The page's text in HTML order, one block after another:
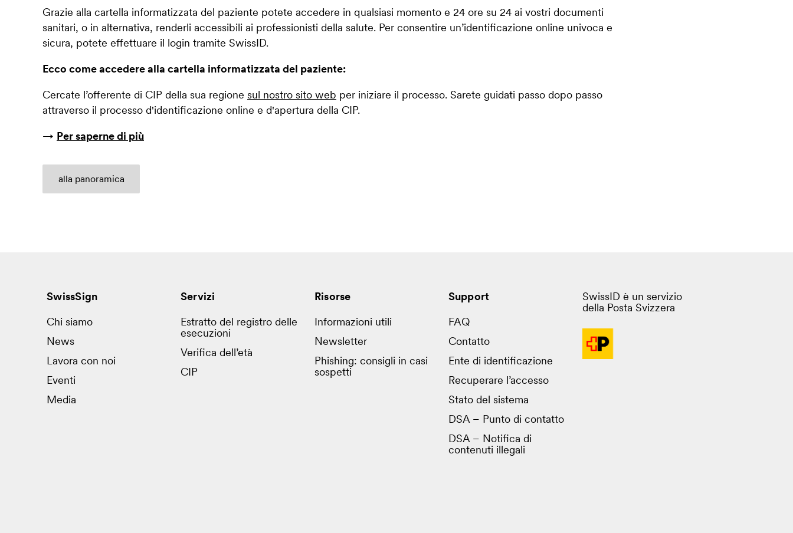
Grazie alla cartella informatizzata del paziente potete accedere in qualsiasi momento e 24 ore su 24 ai vostri documenti
sanitari, o in alternativa, renderli accessibili ai professionisti della salute. Per consentire un’identificazione online univoca e
sicura, potete effettuare il login tramite SwissID.
Ecco come accedere alla cartella informatizzata del paziente:
Cercate l’offerente di CIP della sua regione sul nostro sito web per iniziare il processo. Sarete guidati passo dopo passo
attraverso il processo d'identificazione online e d'apertura della CIP.
→ Per saperne di più
alla panoramica
SwissSign
Chi siamo
News
Lavora con noi
Eventi
Media
Servizi
Estratto del registro delle
esecuzioni
Verifica dell’età
CIP
Risorse
Informazioni utili
Newsletter
Phishing: consigli in casi
sospetti
Support
FAQ
Contatto
Ente di identificazione
Recuperare l’accesso
Stato del sistema
DSA – Punto di contatto
DSA – Notifica di
contenuti illegali
SwissID è un servizio
della Posta Svizzera